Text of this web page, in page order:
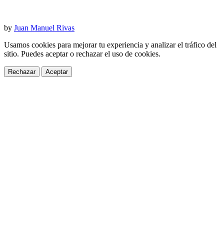
by Juan Manuel Rivas
Usamos cookies para mejorar tu experiencia y analizar el tráfico del
sitio. Puedes aceptar o rechazar el uso de cookies.
Rechazar Aceptar